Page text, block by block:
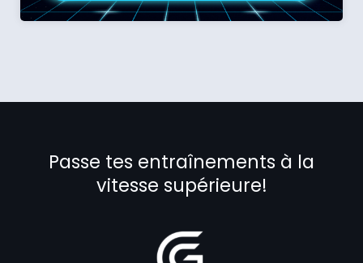
Passe tes entraînements à la
vitesse supérieure!